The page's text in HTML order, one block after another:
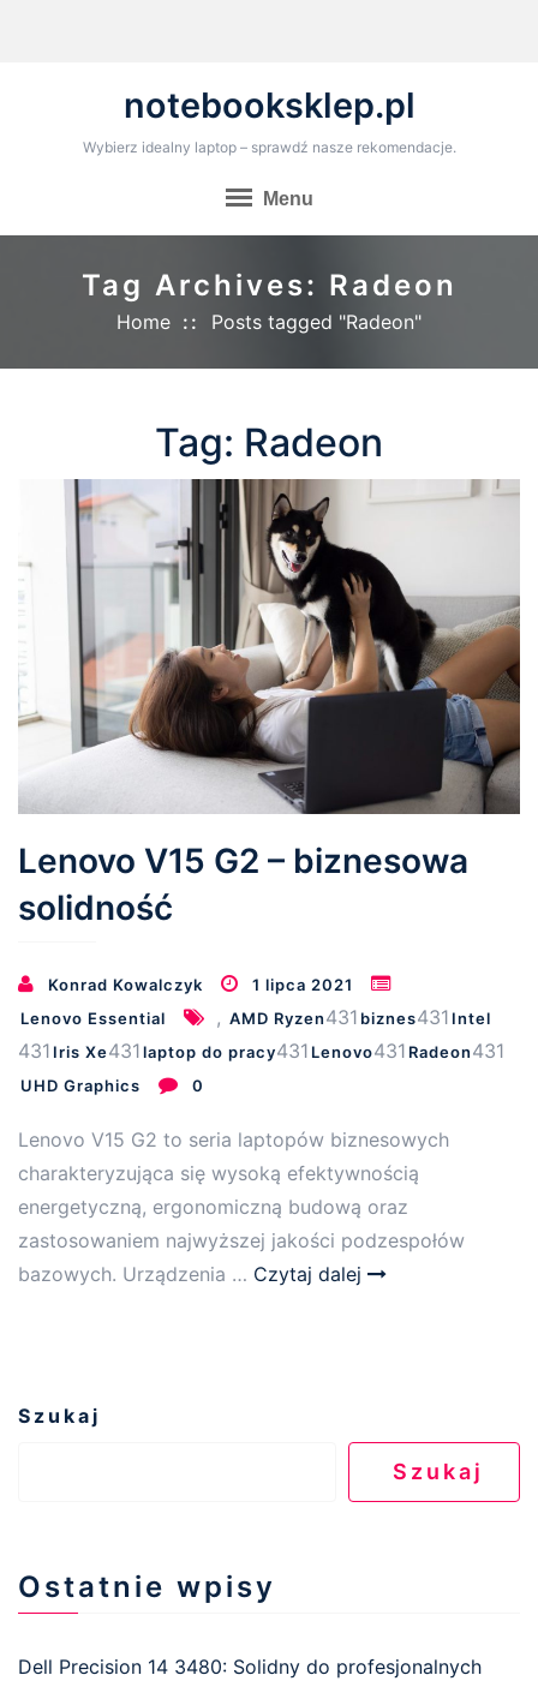
notebooksklep.pl
Wybierz idealny laptop – sprawdź nasze rekomendacje.
Menu
Tag Archives: Radeon
Home Posts tagged "Radeon"
Tag: Radeon
Lenovo V15 G2 – biznesowa
solidność
Konrad Kowalczyk
1 lipca 2021
Lenovo Essential
, AMD Ryzen431 biznes431 Intel
431 Iris Xe431laptop do pracy431 Lenovo431 Radeon431
UHD Graphics 0
Lenovo V15 G2 to seria laptopów biznesowych
charakteryzująca się wysoką efektywnością
energetyczną, ergonomiczną budową oraz
zastosowaniem najwyższej jakości podzespołów
bazowych. Urządzenia … Czytaj dalej
Szukaj
Szukaj
Ostatnie wpisy
Dell Precision 14 3480: Solidny do profesjonalnych